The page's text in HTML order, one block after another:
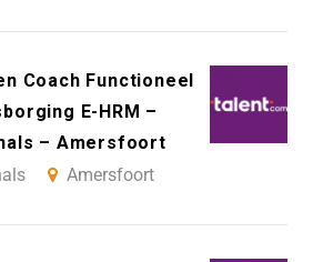
Coach Functioneel
E-HRM –
– Amersfoort
Amersfoort